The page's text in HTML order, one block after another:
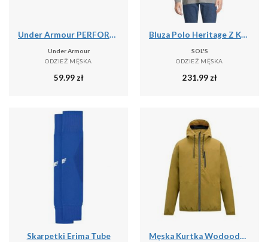
Under Armour PERFORMANCE COTTON 3PK NS Skarpetki unisex
Under Armour
ODZIEŻ MĘSKA
59.99 zł
Bluza Polo Heritage Z Kołnierzykiem Dla Dorosłych Unisex
SOL'S
ODZIEŻ MĘSKA
231.99 zł
Skarpetki Erima Tube Męska Kurtka Wodoodporna Shorebay